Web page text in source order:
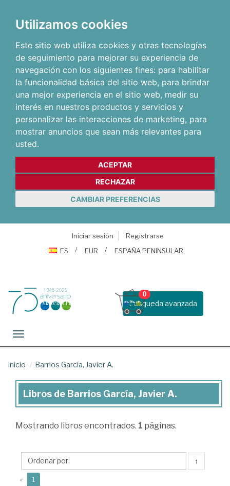
Utilizamos cookies
Este sitio web utiliza cookies y otras tecnologías
de seguimiento para mejorar su experiencia de
navegación con los siguientes fines: para habilitar
la funcionalidad básica del sitio web, para brindar
una mejor experiencia en el sitio web, medir su
interés en nuestros productos y servicios y
personalizar las interacciones de marketing, para
mostrar anuncios que sean más relevantes para
usted.
ACEPTAR
RECHAZAR
CAMBIAR PREFERENCIAS
Iniciar sesión
Registrarse
ES
EUR ESPAÑA PENINSULAR
Busqueda avanzada
0
Toggle navigation
Inicio Barrios García, Javier A.
Libros
Barrios
Javier
A.
Libros de Barrios García, Javier A.
Mostrando libros encontrados. 1 páginas.
↑
« 1